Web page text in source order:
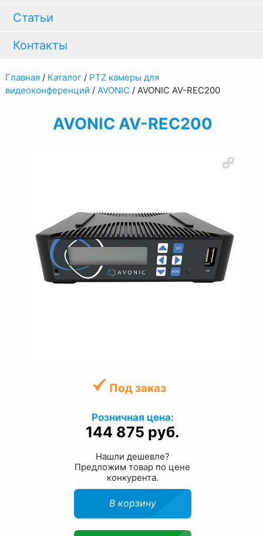
Статьи
Контакты
Главная/ Каталог/ PTZ камеры для
видеоконференций / AVONIC / AVONIC AV-REC200
AVONIC AV-REC200
Под заказ
Розничная цена:
144 875 руб.
Нашли дешевле?
Предложим товар по цене
конкурента.
В корзину